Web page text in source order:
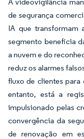
de segurança
IA que transformam
segmento beneficia
a nuvem e do
reduz os alarmes
fluxo de clientes
entanto, está a
impulsionado pelas
convergência da
de renovação em